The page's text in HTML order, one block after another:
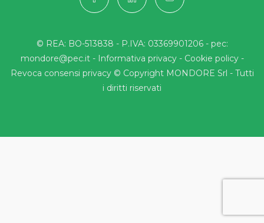
© REA: BO-513838 - P.IVA: 03369901206 - pec:
mondore@pec.it - Informativa privacy- Cookie policy-
Revoca consensi privacy© Copyright MONDORE Srl - Tutti
i diritti riservati